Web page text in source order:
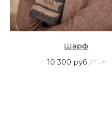
Шарф
10 300 руб. / 1 шт